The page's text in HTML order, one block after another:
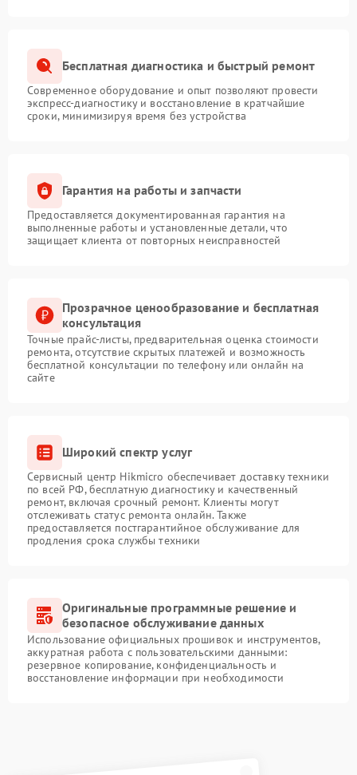
Бесплатная диагностика и быстрый ремонт
Современное оборудование и опыт позволяют провести
экспресс-диагностику и восстановление в кратчайшие
сроки, минимизируя время без устройства
Гарантия на работы и запчасти
Предоставляется документированная гарантия на
выполненные работы и установленные детали, что
защищает клиента от повторных неисправностей
Прозрачное ценообразование и бесплатная
консультация
Точные прайс-листы, предварительная оценка стоимости
ремонта, отсутствие скрытых платежей и возможность
бесплатной консультации по телефону или онлайн на
сайте
Широкий спектр услуг
Сервисный центр Hikmicro обеспечивает доставку техники
по всей РФ, бесплатную диагностику и качественный
ремонт, включая срочный ремонт. Клиенты могут
отслеживать статус ремонта онлайн. Также
предоставляется постгарантийное обслуживание для
продления срока службы техники
Оригинальные программные решение и
безопасное обслуживание данных
Использование официальных прошивок и инструментов,
аккуратная работа с пользовательскими данными:
резервное копирование, конфиденциальность и
восстановление информации при необходимости